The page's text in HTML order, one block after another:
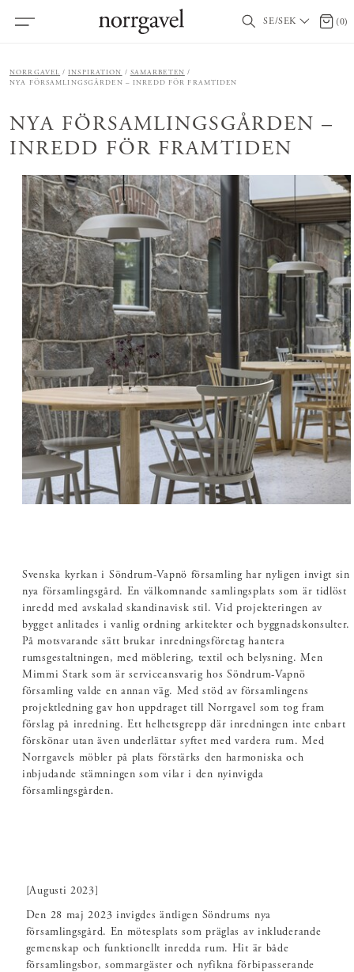
SE/SEK 0 (0)
NORRGAVEL INSPIRATION
SAMARBETEN
NYA FÖRSAMLINGSGÅRDEN – INREDD FÖR FRAMTIDEN
NYA FÖRSAMLINGSGÅRDEN –
INREDD FÖR FRAMTIDEN
Svenska kyrkan i Söndrum-Vapnö församling har nyligen invigt sin
nya församlingsgård. En välkomnande samlingsplats som är tidlöst
inredd med avskalad skandinavisk stil. Vid projekteringen av
bygget anlitades i vanlig ordning arkitekter och byggnadskonsulter.
På motsvarande sätt brukar inredningsföretag hantera
rumsgestaltningen, med möblering, textil och belysning. Men
Mimmi Stark som är serviceansvarig hos Söndrum-Vapnö
församling valde en annan väg. Med stöd av församlingens
projektledning gav hon uppdraget till Norrgavel som tog fram
förslag på inredning. Ett helhetsgrepp där inredningen inte enbart
förskönar utan även underlättar syftet med vardera rum. Med
Norrgavels möbler på plats förstärks den harmoniska och
inbjudande stämningen som vilar i den nyinvigda
församlingsgården.
[Augusti 2023]
Den 28 maj 2023 invigdes äntligen Söndrums nya
församlingsgård. En mötesplats som präglas av inkluderande
gemenskap och funktionellt inredda rum. Hit är både
församlingsbor, sommargäster och nyfikna förbipasserande